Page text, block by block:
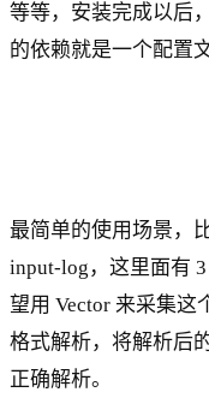
等等，安装完成以后
的依赖就是一个配置
最简单的使用场景，
input-log，这里面有
望用 Vector 来采集这
格式解析，将解析后
正确解析。